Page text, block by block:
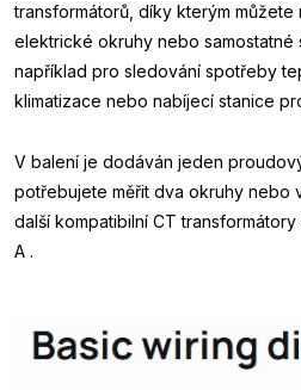
transformátorů, díky kterým můžete
elektrické okruhy nebo
například pro sledování spotřeby
klimatizace nebo nabíjecí stanice
V balení je dodáván jeden
potřebujete měřit dva okruhy nebo
další kompatibilní CT
A .